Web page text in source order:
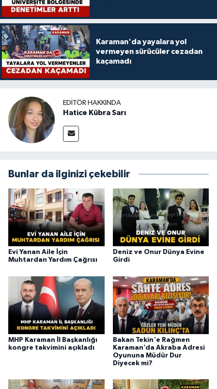
Karaman'da yayalara yol
vermeyen sürücüler cezadan
kaçamadı
EDITÖR HAKKINDA
Hatice Kübra Sarı
Bunlar da ilginizi çekebilir
Evi Yanan Aile İçin
Muhtardan Yardım Çağrısı
Deniz ve Onur Dünya Evine
Girdi
MHP Karaman İl Başkanlığı
kongre takvimini açıkladı
Bakan Tekin'e Rağmen
Karaman’da Akraba Adresi
Oyununa Müdür Dur
Diyecek mi?